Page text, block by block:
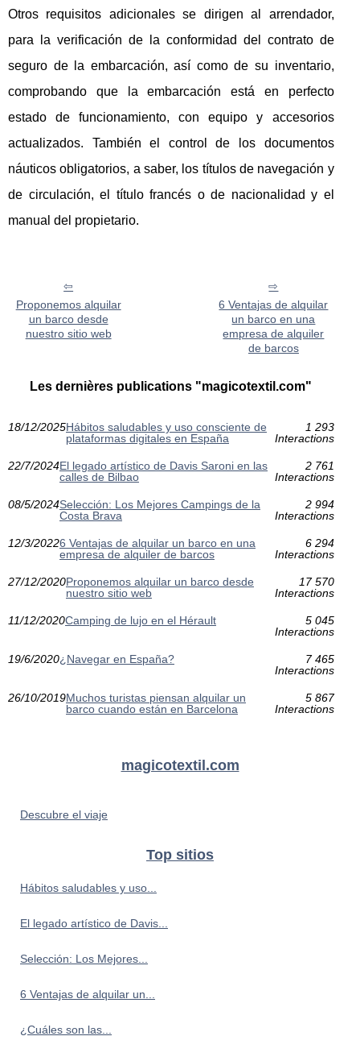
Otros requisitos adicionales se dirigen al arrendador,
para la verificación de la conformidad del contrato de
seguro de la embarcación, así como de su inventario,
comprobando que la embarcación está en perfecto
estado de funcionamiento, con equipo y accesorios
actualizados. También el control de los documentos
náuticos obligatorios, a saber, los títulos de navegación y
de circulación, el título francés o de nacionalidad y el
manual del propietario.
Proponemos alquilar
un barco desde
nuestro sitio web
6 Ventajas de alquilar
un barco en una
empresa de alquiler
de barcos
Les dernières publications "magicotextil.com"
18/12/2025Hábitos saludables y uso consciente de
plataformas digitales en España
1 293
Interactions
22/7/2024El legado artístico de Davis Saroni en las
calles de Bilbao
2 761
Interactions
08/5/2024Selección: Los Mejores Campings de la
Costa Brava
2 994
Interactions
12/3/20226 Ventajas de alquilar un barco en una
empresa de alquiler de barcos
6 294
Interactions
27/12/2020Proponemos alquilar un barco desde
nuestro sitio web
17 570
Interactions
11/12/2020Camping de lujo en el Hérault
5 045
Interactions
19/6/2020¿Navegar en España?
7 465
Interactions
26/10/2019Muchos turistas piensan alquilar un
barco cuando están en Barcelona
5 867
Interactions
magicotextil.com
Descubre el viaje
Top sitios
Hábitos saludables y uso...
El legado artístico de Davis...
Selección: Los Mejores...
6 Ventajas de alquilar un...
¿Cuáles son las...